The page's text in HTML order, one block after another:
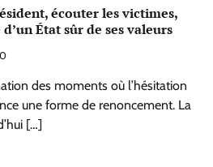
écouter les victimes,
État sûr de ses valeurs
0
des moments où l’hésitation
une forme de renoncement. La
[…]